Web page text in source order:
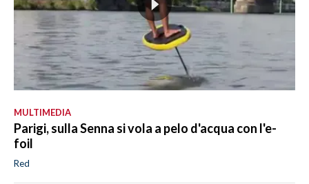
MULTIMEDIA
Parigi, sulla Senna si vola a pelo d'acqua con l'e-
foil
Red